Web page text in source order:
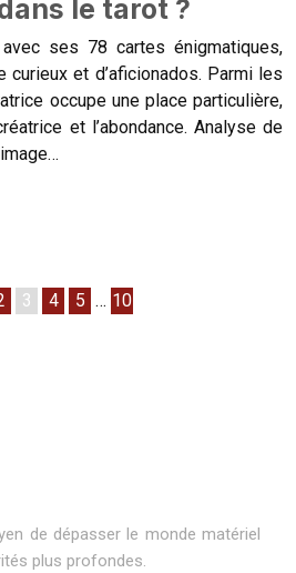
le tarot ?
ses 78 cartes énigmatiques,
et d’aficionados. Parmi les
occupe une place particulière,
et l’abondance. Analyse de
3 4 5 … 10
de dépasser le monde matériel
plus profondes.